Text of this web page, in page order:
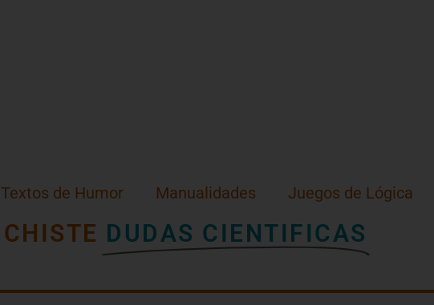
Textos de Humor Manualidades Juegos de Lógica
CHISTE DUDAS CIENTIFICAS